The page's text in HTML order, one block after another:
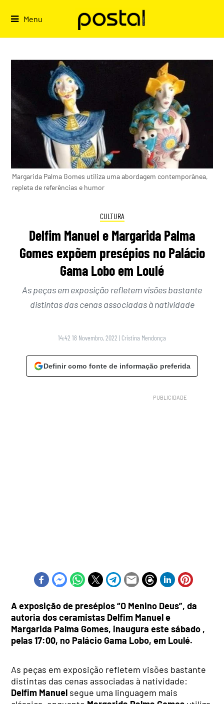
Menu
Margarida Palma Gomes utiliza uma abordagem contemporânea,
repleta de referências e humor
CULTURA
Delfim Manuel e Margarida Palma
Gomes expõem presépios no Palácio
Gama Lobo em Loulé
As peças em exposição refletem visões bastante
distintas das cenas associadas à natividade
14:42 18 Novembro, 2022 | Cristina Mendonça
Definir como fonte de informação preferida
A exposição de presépios “O Menino Deus”, da
autoria dos ceramistas Delfim Manuel e
Margarida Palma Gomes, inaugura este sábado ,
pelas 17:00, no Palácio Gama Lobo, em Loulé.
As peças em exposição refletem visões bastante
distintas das cenas associadas à natividade:
Delfim Manuel segue uma linguagem mais